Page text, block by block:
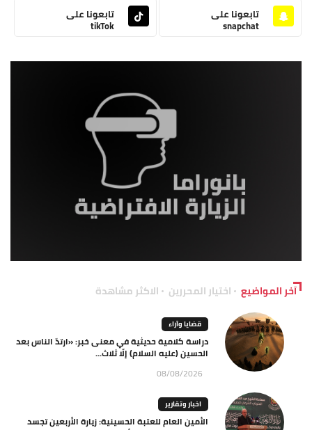
تابعونا على
snapchat
تابعونا على
tikTok
آخر المواضيع اختيار المحررين الاكثر مشاهدة
قضايا وآراء
دراسة كلامية حديثية في معنى خبر: «ارتدّ الناس بعد
الحسين (عليه السلام) إلّا ثلاث...
08/08/2026
اخبار وتقارير
الأمين العام للعتبة الحسينية: زيارة الأربعين تجسد